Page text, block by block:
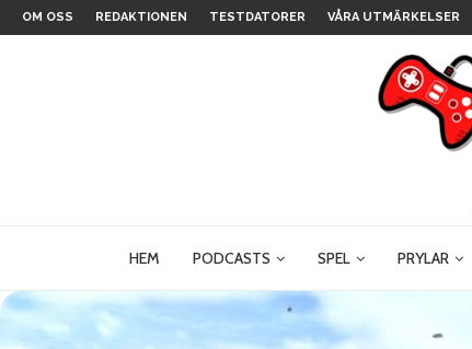
OM OSS REDAKTIONEN TESTDATORER VÅRA UTMÄRKELSER
HEM PODCASTS SPEL PRYLAR